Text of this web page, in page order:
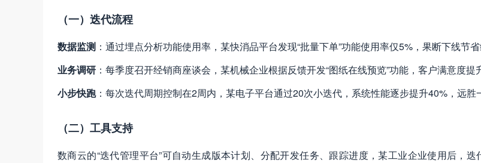
（一）迭代流程
数据监测 ：通过埋点分析功能使用率，某快消品平台发现“批量下单”功能使用率仅5%，果断下线节省
业务调研 ：每季度召开经销商座谈会，某机械企业根据反馈开发“图纸在线预览”功能，客户满意度提
小步快跑：每次迭代周期控制在2周内，某电子平台通过20次小迭代，系统性能逐步提升40%，远胜
（二）工具支持
数商云的“迭代管理平台”可自动生成版本计划、分配开发任务、跟踪进度，某工业企业使用后，迭